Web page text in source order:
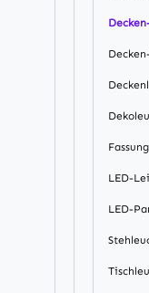
LED-
LED-